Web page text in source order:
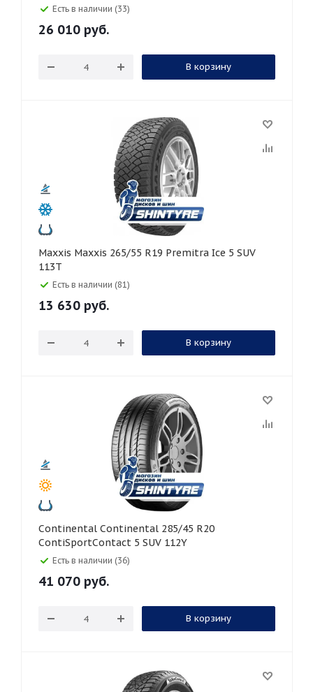
Есть в наличии (33)
26 010 руб.
В корзину
Maxxis Maxxis 265/55 R19 Premitra Ice 5 SUV
113T
Есть в наличии (81)
13 630 руб.
В корзину
Continental Continental 285/45 R20
ContiSportContact 5 SUV 112Y
Есть в наличии (36)
41 070 руб.
В корзину